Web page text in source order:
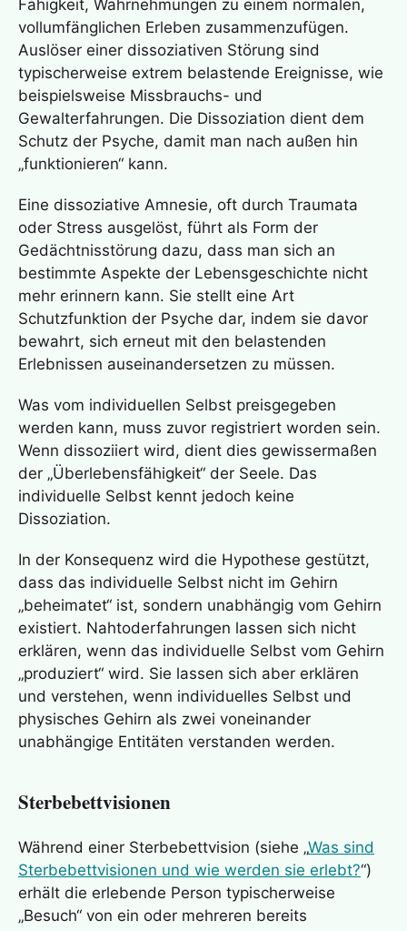
Fähigkeit, Wahrnehmungen zu einem normalen,
vollumfänglichen Erleben zusammenzufügen.
Auslöser einer dissoziativen Störung sind
typischerweise extrem belastende Ereignisse, wie
beispielsweise Missbrauchs- und
Gewalterfahrungen. Die Dissoziation dient dem
Schutz der Psyche, damit man nach außen hin
„funktionieren“ kann.
Eine dissoziative Amnesie, oft durch Traumata
oder Stress ausgelöst, führt als Form der
Gedächtnisstörung dazu, dass man sich an
bestimmte Aspekte der Lebensgeschichte nicht
mehr erinnern kann. Sie stellt eine Art
Schutzfunktion der Psyche dar, indem sie davor
bewahrt, sich erneut mit den belastenden
Erlebnissen auseinandersetzen zu müssen.
Was vom individuellen Selbst preisgegeben
werden kann, muss zuvor registriert worden sein.
Wenn dissoziiert wird, dient dies gewissermaßen
der „Überlebensfähigkeit“ der Seele. Das
individuelle Selbst kennt jedoch keine
Dissoziation.
In der Konsequenz wird die Hypothese gestützt,
dass das individuelle Selbst nicht im Gehirn
„beheimatet“ ist, sondern unabhängig vom Gehirn
existiert. Nahtoderfahrungen lassen sich nicht
erklären, wenn das individuelle Selbst vom Gehirn
„produziert“ wird. Sie lassen sich aber erklären
und verstehen, wenn individuelles Selbst und
physisches Gehirn als zwei voneinander
unabhängige Entitäten verstanden werden.
Sterbebettvisionen
Während einer Sterbebettvision (siehe „Was sind
Sterbebettvisionen und wie werden sie erlebt?“)
erhält die erlebende Person typischerweise
„Besuch“ von ein oder mehreren bereits